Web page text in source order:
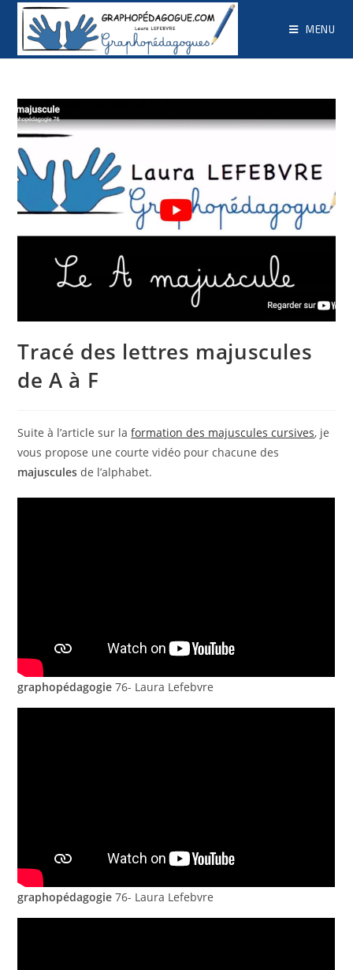
MENU
Tracé des lettres majuscules
de A à F
Suite à l’article sur laformation des majuscules cursives, je
vous propose une courte vidéo pour chacune des
majuscules de l’alphabet.
graphopédagogie 76- Laura Lefebvre
graphopédagogie 76- Laura Lefebvre